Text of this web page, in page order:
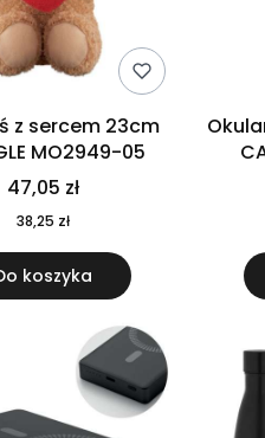
z sercem 23cm
MO2949-05
47,05 zł
38,25 zł
koszyka